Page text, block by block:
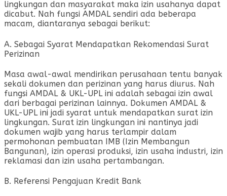
lingkungan dan masyarakat maka izin usahanya dapat
dicabut. Nah fungsi AMDAL sendiri ada beberapa
macam, diantaranya sebagai berikut:
A. Sebagai Syarat Mendapatkan Rekomendasi Surat
Perizinan
Masa awal-awal mendirikan perusahaan tentu banyak
sekali dokumen dan perizinan yang harus diurus. Nah
fungsi AMDAL & UKL-UPL ini adalah sebagai izin awal
dari berbagai perizinan lainnya. Dokumen AMDAL &
UKL-UPL ini jadi syarat untuk mendapatkan surat izin
lingkungan. Surat izin lingkungan ini nantinya jadi
dokumen wajib yang harus terlampir dalam
permohonan pembuatan IMB (Izin Membangun
Bangunan), izin operasi produksi, izin usaha industri, izin
reklamasi dan izin usaha pertambangan.
B. Referensi Pengajuan Kredit Bank